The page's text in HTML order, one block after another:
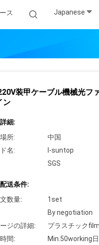
ス Japanese
装甲ケーブル機械光フ
ン
細:
所:
中国
名:
I-suntop
SGS
送条件:
数量:
1set
By negotiation
ジの詳細:
プラスチック
間:
Min.50working日